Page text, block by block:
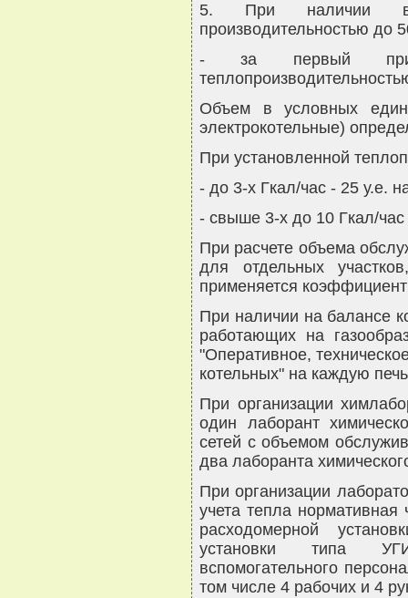
5. При наличии в
производительностью до
- за первый
Объем в условных
электрокотельные)
При установленной
- до 3-х Гкал/час - 25 у.е.
- свыше 3-х до 10 Гкал/час
При расчете объема
для отдельных
применяется
При наличии на балансе
работающих на
"Оперативное,
котельных" на каждую
При организации
один лаборант
сетей с объемом
два лаборанта
При организации
учета тепла нормативная
расходомерной
установки типа
вспомогательного
том числе 4 рабочих и 4